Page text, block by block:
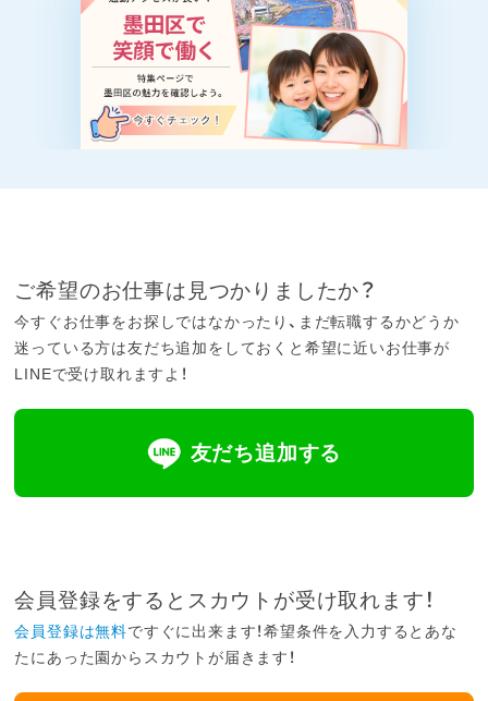
ご希望のお仕事は見つかりましたか？
今すぐお仕事をお探しではなかったり、まだ転職するかどうか
迷っている方は友だち追加をしておくと希望に近いお仕事が
LINEで受け取れますよ！
友だち追加する
会員登録をするとスカウトが受け取れます！
会員登録は無料ですぐに出来ます！希望条件を入力するとあな
たにあった園からスカウトが届きます！